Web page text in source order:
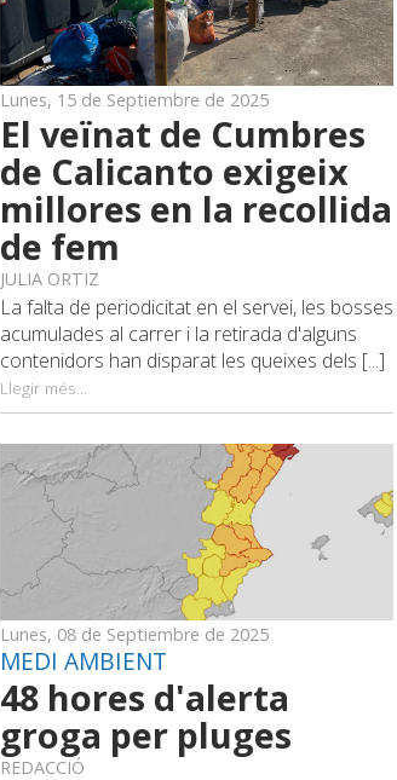
Lunes, 15 de Septiembre de 2025
El veïnat de Cumbres
de Calicanto exigeix
millores en la recollida
de fem
JULIA ORTIZ
La falta de periodicitat en el servei, les bosses
acumulades al carrer i la retirada d'alguns
contenidors han disparat les queixes dels [...]
Llegir més...
Lunes, 08 de Septiembre de 2025
MEDI AMBIENT
48 hores d'alerta
groga per pluges
REDACCIÓ